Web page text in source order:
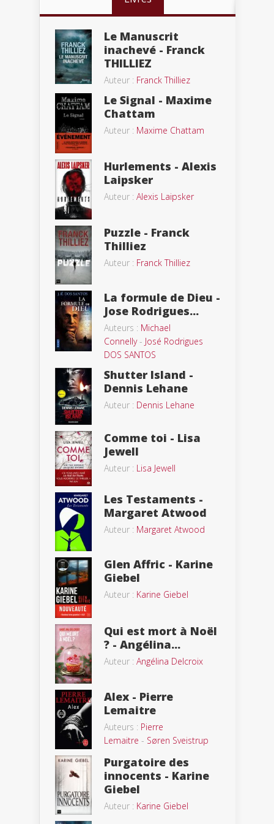
Le Manuscrit
inachevé - Franck
THILLIEZ
Auteur : Franck Thilliez
Le Signal - Maxime
Chattam
Auteur : Maxime Chattam
Hurlements - Alexis
Laipsker
Auteur : Alexis Laipsker
Puzzle - Franck
Thilliez
Auteur : Franck Thilliez
La formule de Dieu -
Jose Rodrigues...
Auteurs : Michael
Connelly- José Rodrigues
DOS SANTOS
Shutter Island -
Dennis Lehane
Auteur : Dennis Lehane
Comme toi - Lisa
Jewell
Auteur : Lisa Jewell
Les Testaments -
Margaret Atwood
Auteur : Margaret Atwood
Glen Affric - Karine
Giebel
Auteur : Karine Giebel
Qui est mort à Noël
? - Angélina...
Auteur : Angélina Delcroix
Alex - Pierre
Lemaitre
Auteurs : Pierre
Lemaitre - Søren Sveistrup
Purgatoire des
innocents - Karine
Giebel
Auteur : Karine Giebel